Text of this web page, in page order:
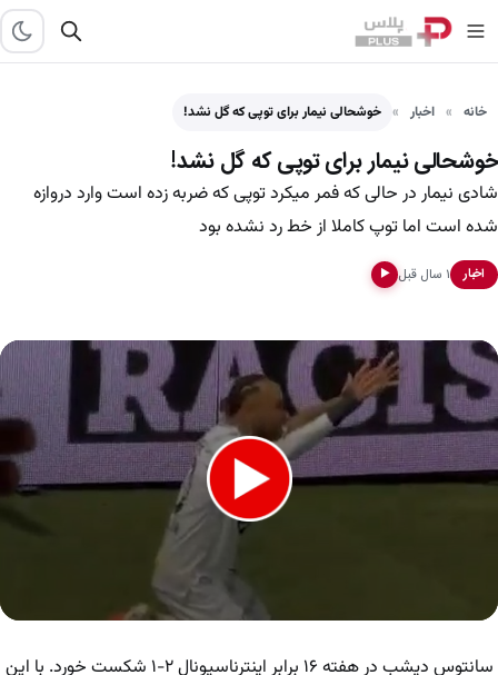
خانه اخبار خوشحالی نیمار برای توپی که گل نشد!
خوشحالی نیمار برای توپی که گل نشد!
شادی نیمار در حالی که فمر میکرد توپی که ضربه زده است وارد دروازه
شده است اما توپ کاملا از خط رد نشده بود
اخبار ۱ سال قبل ▶
ofسانتوس دیشب در هفته ١۶ برابر اینترناسیونال ٢-١ شکست خورد. با این